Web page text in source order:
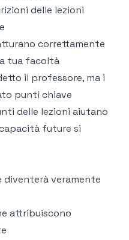
delle lezioni
correttamente
tua facoltà
il professore, ma i
punti chiave
delle lezioni aiutano
future si
diventerà veramente
attribuiscono